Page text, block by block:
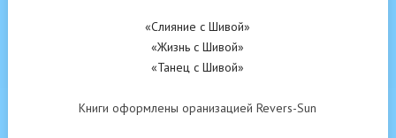
«Слияние с Шивой»
«Жизнь с Шивой»
«Танец с Шивой»
Книги оформлены оранизацией Revers-Sun